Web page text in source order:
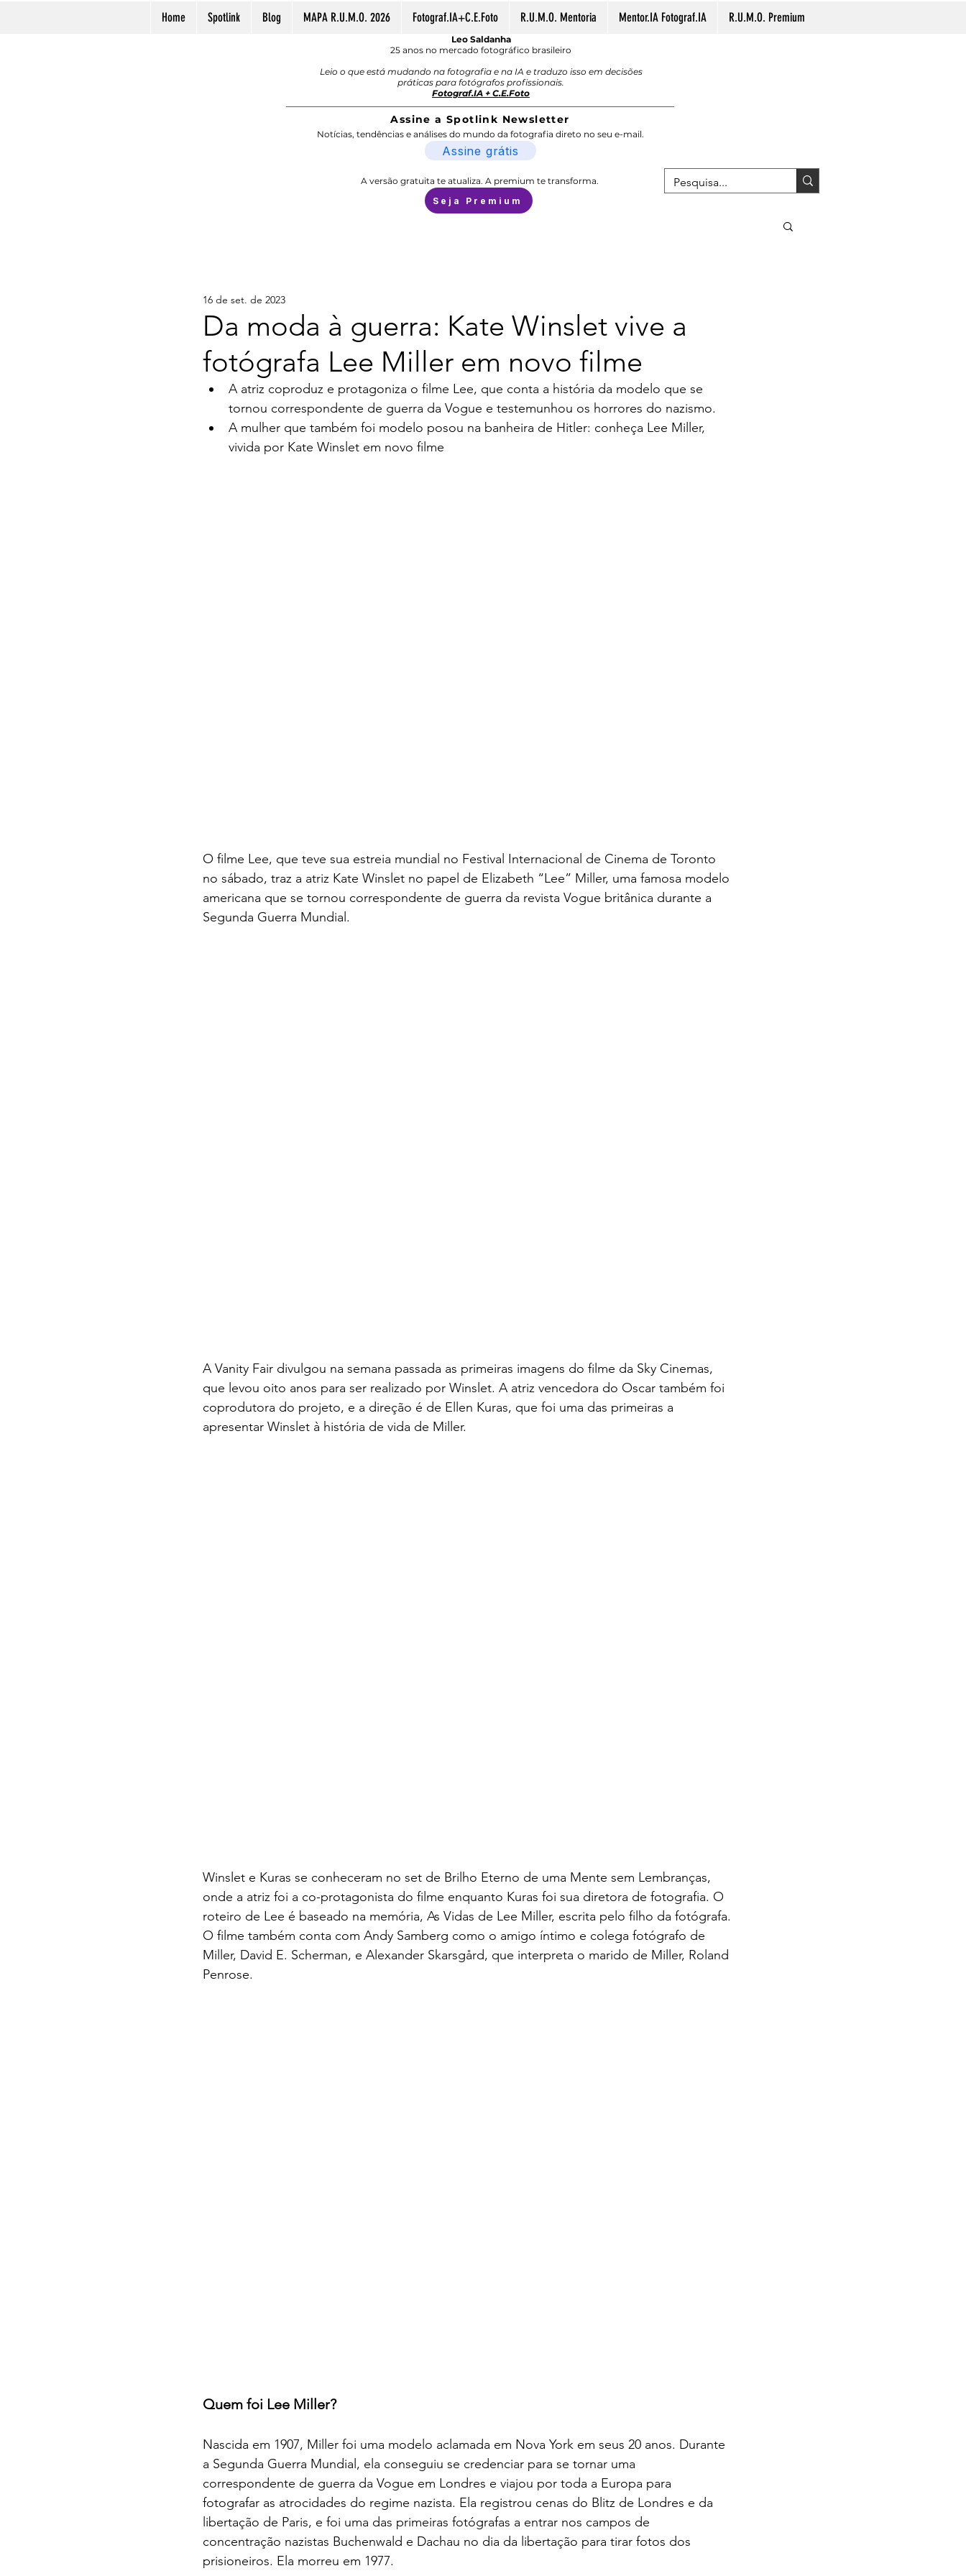
Home Spotlink Blog MAPA R.U.M.O. 2026 Fotograf.IA+C.E.Foto R.U.M.O. Mentoria Mentor.IA Fotograf.IA R.U.M.O. Premium
Leo Saldanha
25 anos no mercado fotográfico brasileiro
Leio o que está mudando na fotografia e na IA e traduzo isso em decisões
práticas para fotógrafos profissionais.
Fotograf.IA + C.E.Foto
Assine a Spotlink Newsletter
Notícias, tendências e análises do mundo da fotografia direto no seu e-mail.
Assine grátis
A versão gratuita te atualiza. A premium te transforma.
Seja Premium
Da moda à guerra: Kate Winslet vive a
fotógrafa Lee Miller em novo filme
16 de set. de 2023
A atriz coproduz e protagoniza o filme Lee, que conta a história da modelo que se
tornou correspondente de guerra da Vogue e testemunhou os horrores do nazismo.
A mulher que também foi modelo posou na banheira de Hitler: conheça Lee Miller,
vivida por Kate Winslet em novo filme
O filme Lee, que teve sua estreia mundial no Festival Internacional de Cinema de Toronto
no sábado, traz a atriz Kate Winslet no papel de Elizabeth “Lee” Miller, uma famosa modelo
americana que se tornou correspondente de guerra da revista Vogue britânica durante a
Segunda Guerra Mundial.
A Vanity Fair divulgou na semana passada as primeiras imagens do filme da Sky Cinemas,
que levou oito anos para ser realizado por Winslet. A atriz vencedora do Oscar também foi
coprodutora do projeto, e a direção é de Ellen Kuras, que foi uma das primeiras a
apresentar Winslet à história de vida de Miller.
Winslet e Kuras se conheceram no set de Brilho Eterno de uma Mente sem Lembranças,
onde a atriz foi a co-protagonista do filme enquanto Kuras foi sua diretora de fotografia. O
roteiro de Lee é baseado na memória, As Vidas de Lee Miller, escrita pelo filho da fotógrafa.
O filme também conta com Andy Samberg como o amigo íntimo e colega fotógrafo de
Miller, David E. Scherman, e Alexander Skarsgård, que interpreta o marido de Miller, Roland
Penrose.
Quem foi Lee Miller?
Nascida em 1907, Miller foi uma modelo aclamada em Nova York em seus 20 anos. Durante
a Segunda Guerra Mundial, ela conseguiu se credenciar para se tornar uma
correspondente de guerra da Vogue em Londres e viajou por toda a Europa para
fotografar as atrocidades do regime nazista. Ela registrou cenas do Blitz de Londres e da
libertação de Paris, e foi uma das primeiras fotógrafas a entrar nos campos de
concentração nazistas Buchenwald e Dachau no dia da libertação para tirar fotos dos
prisioneiros. Ela morreu em 1977.